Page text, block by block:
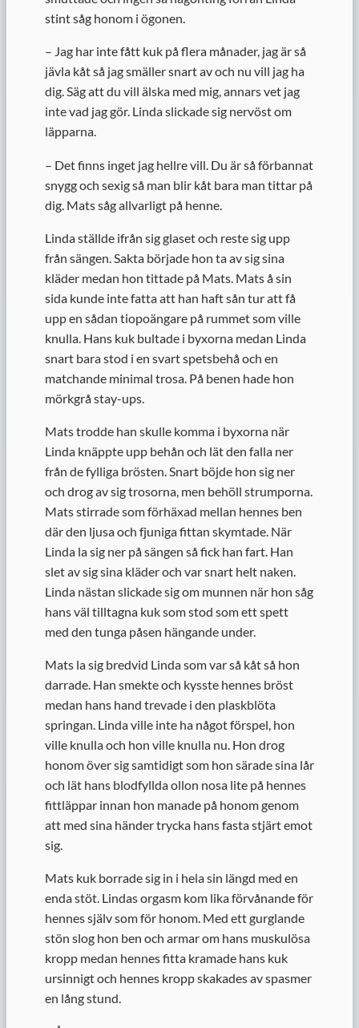
stint såg honom i ögonen.
– Jag har inte fått kuk på flera månader, jag är så
jävla kåt så jag smäller snart av och nu vill jag ha
dig. Säg att du vill älska med mig, annars vet jag
inte vad jag gör. Linda slickade sig nervöst om
läpparna.
– Det finns inget jag hellre vill. Du är så förbannat
snygg och sexig så man blir kåt bara man tittar på
dig. Mats såg allvarligt på henne.
Linda ställde ifrån sig glaset och reste sig upp
från sängen. Sakta började hon ta av sig sina
kläder medan hon tittade på Mats. Mats å sin
sida kunde inte fatta att han haft sån tur att få
upp en sådan tiopoängare på rummet som ville
knulla. Hans kuk bultade i byxorna medan Linda
snart bara stod i en svart spetsbehå och en
matchande minimal trosa. På benen hade hon
mörkgrå stay-ups.
Mats trodde han skulle komma i byxorna när
Linda knäppte upp behån och lät den falla ner
från de fylliga brösten. Snart böjde hon sig ner
och drog av sig trosorna, men behöll strumporna.
Mats stirrade som förhäxad mellan hennes ben
där den ljusa och fjuniga fittan skymtade. När
Linda la sig ner på sängen så fick han fart. Han
slet av sig sina kläder och var snart helt naken.
Linda nästan slickade sig om munnen när hon såg
hans väl tilltagna kuk som stod som ett spett
med den tunga påsen hängande under.
Mats la sig bredvid Linda som var så kåt så hon
darrade. Han smekte och kysste hennes bröst
medan hans hand trevade i den plaskblöta
springan. Linda ville inte ha något förspel, hon
ville knulla och hon ville knulla nu. Hon drog
honom över sig samtidigt som hon särade sina lår
och lät hans blodfyllda ollon nosa lite på hennes
fittläppar innan hon manade på honom genom
att med sina händer trycka hans fasta stjärt emot
sig.
Mats kuk borrade sig in i hela sin längd med en
enda stöt. Lindas orgasm kom lika förvånande för
hennes själv som för honom. Med ett gurglande
stön slog hon ben och armar om hans muskulösa
kropp medan hennes fitta kramade hans kuk
ursinnigt och hennes kropp skakades av spasmer
en lång stund.